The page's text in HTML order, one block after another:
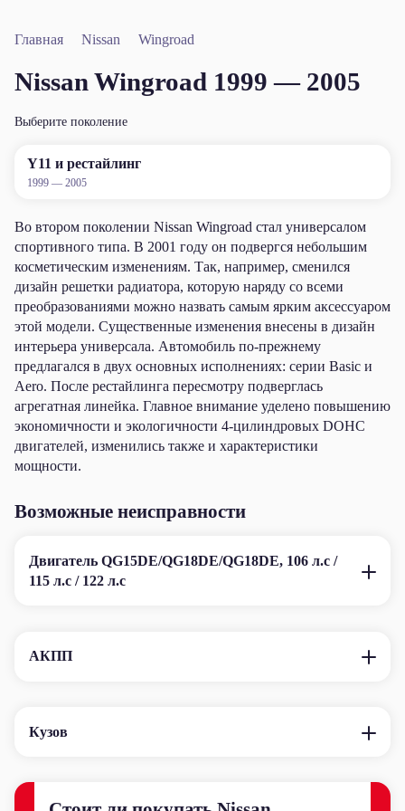
Главная Nissan Wingroad
Nissan Wingroad 1999 — 2005
Выберите поколение
Y11 и рестайлинг
1999 — 2005
Во втором поколении Nissan Wingroad стал универсалом
спортивного типа. В 2001 году он подвергся небольшим
косметическим изменениям. Так, например, сменился
дизайн решетки радиатора, которую наряду со всеми
преобразованиями можно назвать самым ярким аксессуаром
этой модели. Существенные изменения внесены в дизайн
интерьера универсала. Автомобиль по-прежнему
предлагался в двух основных исполнениях: серии Basic и
Aero. После рестайлинга пересмотру подверглась
агрегатная линейка. Главное внимание уделено повышению
экономичности и экологичности 4-цилиндровых DOHC
двигателей, изменились также и характеристики
мощности.
Возможные неисправности
Двигатель QG15DE/QG18DE/QG18DE, 106 л.с /
115 л.с / 122 л.с
АКПП
Кузов